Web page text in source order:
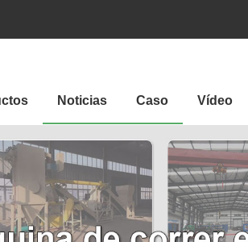
Noticias Caso Vídeo